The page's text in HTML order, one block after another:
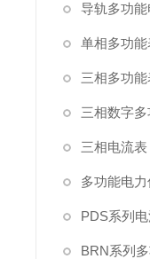
导轨多功
单相多功能
三相多功能
三相数字
三相电流表
多功能电力
PDS系列
BRN系列